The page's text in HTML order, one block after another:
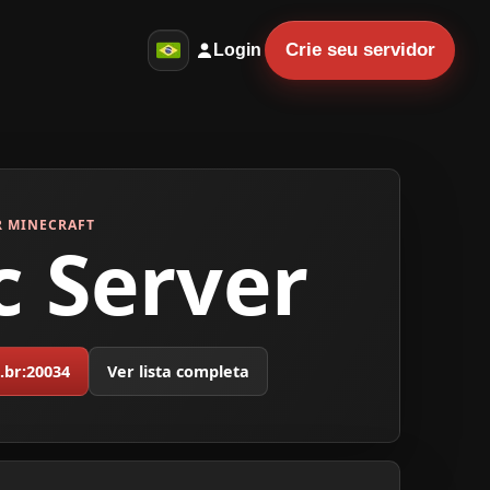
Login Crie seu servidor
MINECRAFT
Server
Ver lista completa